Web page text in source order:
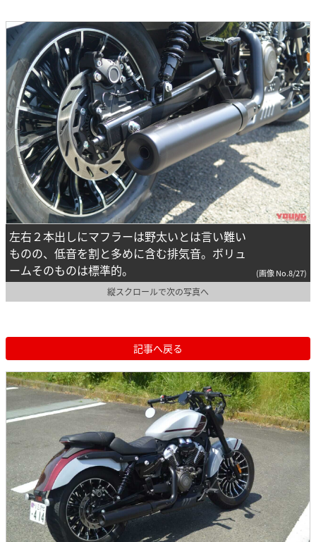
左右２本出しにマフラーは野太いとは言い難い
ものの、低音を割と多めに含む排気音。ボリュ
ームそのものは標準的。
(画像 No.8/27)
縦スクロールで次の写真へ
記事へ戻る